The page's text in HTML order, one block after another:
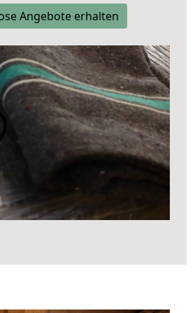
Angebote erhalten